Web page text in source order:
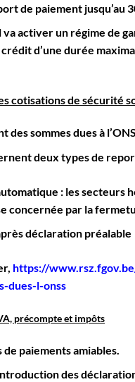
de paiement jusqu’au
activer un régime de
d’une durée
cotisations de sécurité
des sommes dues à
deux types de
: les secteurs
concernée par la
déclaration préalable
https://
dues-l-onss
précompte et impôts
paiements amiables.
des